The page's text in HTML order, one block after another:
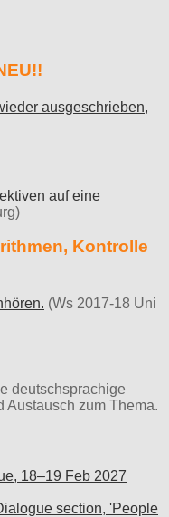
ausgeschrieben,
auf eine
Kontrolle
(Ws 2017-18 Uni
deutschsprachige
Austausch zum Thema.
18–19 Feb 2027
section, 'People